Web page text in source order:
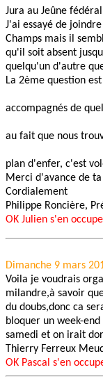
Jura au Jeûne
J'ai essayé de
Champs mais il
qu'il soit absent
quelqu'un d'autre
La 2ème question
accompagnés de
au fait que nous
plan d'enfer, c'est
Merci d'avance de
Cordialement
Philippe Roncière,
OK Julien s'en occupe
Dimanche 9 mars
Voila je voudrais
milandre,à savoir
du doubs,donc ca
bloquer un week-
samedi et on irait
Thierry Ferreux
OK Pascal s'en